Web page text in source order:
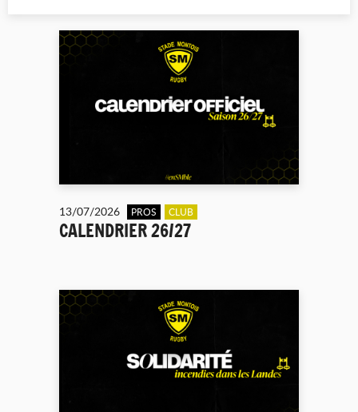
13/07/2026 PROS CLUB
CALENDRIER 26/27